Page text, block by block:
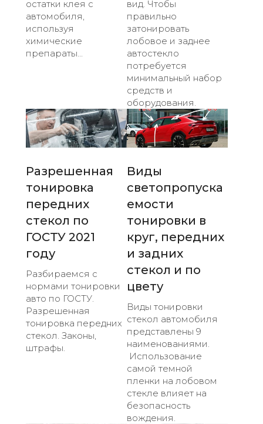
остатки клея с
автомобиля,
используя
химические
препараты...
вид. Чтобы
правильно
затонировать
лобовое и заднее
автостекло
потребуется
минимальный набор
средств и
оборудования.
Разрешенная
тонировка
передних
стекол по
ГОСТУ 2021
году
Разбираемся с
нормами тонировки
авто по ГОСТУ.
Разрешенная
тонировка передних
стекол. Законы,
штрафы.
Виды
светопропуска
емости
тонировки в
круг, передних
и задних
стекол и по
цвету
Виды тонировки
стекол автомобиля
представлены 9
наименованиями.
Использование
самой темной
пленки на лобовом
стекле влияет на
безопасность
вождения.